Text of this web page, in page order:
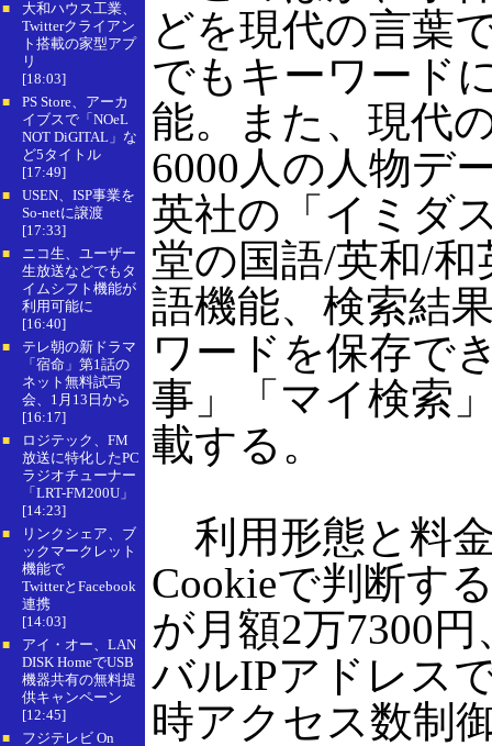
■
大和ハウス工業、
Twitterクライアン
ト搭載の家型アプ
リ
[18:03]
■
PS Store、アーカ
イブスで「NOeL
NOT DiGITAL」な
ど5タイトル
[17:49]
■
USEN、ISP事業を
So-netに譲渡
[17:33]
■
ニコ生、ユーザー
生放送などでもタ
イムシフト機能が
利用可能に
[16:40]
■
テレ朝の新ドラマ
「宿命」第1話の
ネット無料試写
会、1月13日から
[16:17]
■
ロジテック、FM
放送に特化したPC
ラジオチューナー
「LRT-FM200U」
[14:23]
■
リンクシェア、ブ
ックマークレット
機能で
TwitterとFacebook
連携
[14:03]
■
アイ・オー、LAN
DISK HomeでUSB
機器共有の無料提
供キャンペーン
[12:45]
■
フジテレビ On
どを現代の言葉
でもキーワード
能。また、現代
6000人の人物デ
英社の「イミダ
堂の国語/英和/
語機能、検索結
ワードを保存で
事」「マイ検索
載する。
利用形態と料
Cookieで判断す
が月額2万7300
バルIPアドレス
時アクセス数制